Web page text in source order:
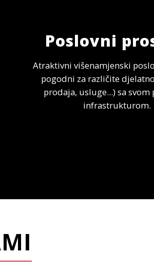
Poslovni
Atraktivni višenamjenski
pogodni za različite
prodaja, usluge...) sa svom
infrastrukturom.